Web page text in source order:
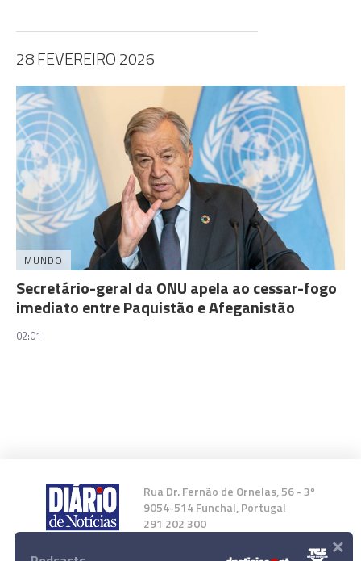
28 FEVEREIRO 2026
MUNDO
Secretário-geral da ONU apela ao cessar-fogo
imediato entre Paquistão e Afeganistão
02:01
Rua Dr. Fernão de Ornelas, 56 - 3º
9054-514 Funchal, Portugal
291 202 300
×